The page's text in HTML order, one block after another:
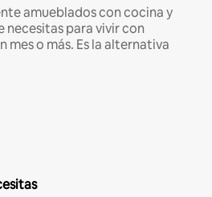
amueblados con cocina y
necesitas para vivir con
o más. Es la alternativa